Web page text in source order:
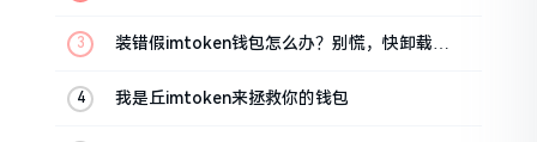
装错假imtoken钱包怎么办？别慌，快卸载，
我是丘imtoken来拯救你的钱包